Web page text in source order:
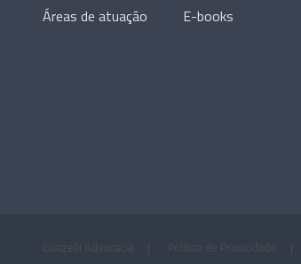
Áreas de atuação
E-books
Guazelli Advocacia | Política de Privacidade |